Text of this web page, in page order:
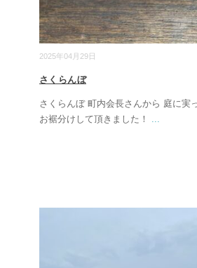
2025年04月29日
さくらんぼ
さくらんぼ 町内会長さんから 庭に実
お裾分けして頂きました！ ...